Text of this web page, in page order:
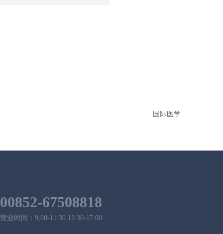
国际医学
00852-67508818
营业时间：9;00-11:30 13:30-17:00